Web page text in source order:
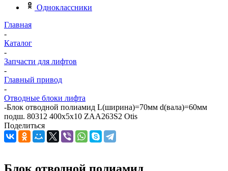
Одноклассники
Главная
-
Каталог
-
Запчасти для лифтов
-
Главный привод
-
Отводные блоки лифта
-Блок отводной полиамид L(ширина)=70мм d(вала)=60мм
подш. 80312 400х5х10 ZAA263S2 Otis
Поделиться